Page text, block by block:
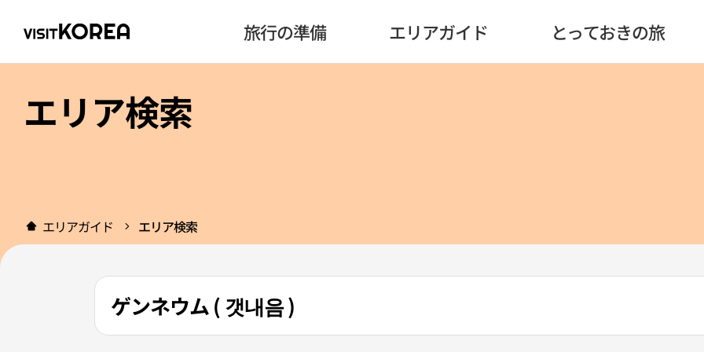
旅行の準備 エリアガイド とっておきの旅
エリア検索
エリアガイド エリア検索
ゲンネウム ( 갯내음 )